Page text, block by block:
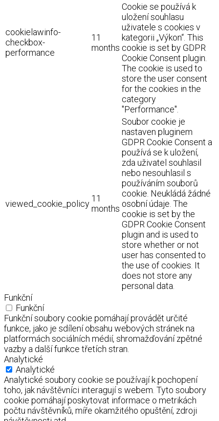
cookielawinfo-
checkbox-
performance
11
months
Cookie se používá k
uložení souhlasu
uživatele s cookies v
kategorii „Výkon“. This
cookie is set by GDPR
Cookie Consent plugin.
The cookie is used to
store the user consent
for the cookies in the
category
"Performance".
viewed_cookie_policy
11
months
Soubor cookie je
nastaven pluginem
GDPR Cookie Consent a
používá se k uložení,
zda uživatel souhlasil
nebo nesouhlasil s
používáním souborů
cookie. Neukládá žádné
osobní údaje. The
cookie is set by the
GDPR Cookie Consent
plugin and is used to
store whether or not
user has consented to
the use of cookies. It
does not store any
personal data.
Funkční
Funkční
Funkční soubory cookie pomáhají provádět určité
funkce, jako je sdílení obsahu webových stránek na
platformách sociálních médií, shromažďování zpětné
vazby a další funkce třetích stran.
Analytické
Analytické
Analytické soubory cookie se používají k pochopení
toho, jak návštěvníci interagují s webem. Tyto soubory
cookie pomáhají poskytovat informace o metrikách
počtu návštěvníků, míře okamžitého opuštění, zdroji